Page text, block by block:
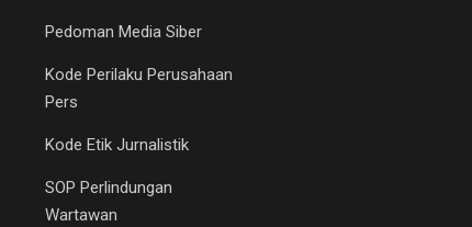
Pedoman Media Siber
Kode Perilaku Perusahaan
Pers
Kode Etik Jurnalistik
SOP Perlindungan
Wartawan